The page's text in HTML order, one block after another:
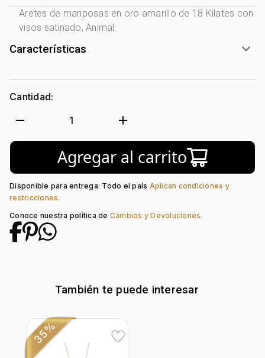
Aretes de mariposas en oro amarillo de 18 Kilates con
visos satinado, Animal:
Características
Género: Mujer
Tono Metal:
Metal: Oro 18 Kilates
Animal
Colección: Ninguno
Tipo de Broche: Mariposa
Cantidad:
remove 1 add
Agregar al carrito
Disponible para entrega: Todo el país Aplican condiciones y
restricciones.
Conoce nuestra política de Cambios y Devoluciones.
También te puede interesar
35%